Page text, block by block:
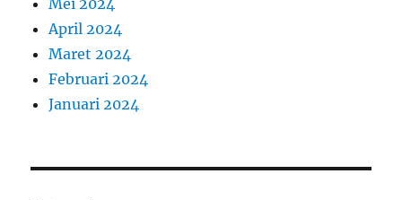
Mei 2024
April 2024
Maret 2024
Februari 2024
Januari 2024